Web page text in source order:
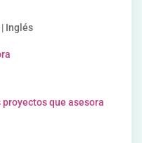
Inglés
que asesora